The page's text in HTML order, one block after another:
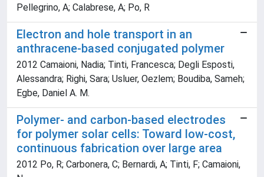
Pellegrino, A; Calabrese, A; Po, R
Electron and hole transport in an
anthracene-based conjugated polymer
2012 Camaioni, Nadia; Tinti, Francesca; Degli Esposti,
Alessandra; Righi, Sara; Usluer, Oezlem; Boudiba, Sameh;
Egbe, Daniel A. M.
Polymer- and carbon-based electrodes
for polymer solar cells: Toward low-cost,
continuous fabrication over large area
2012 Po, R; Carbonera, C; Bernardi, A; Tinti, F; Camaioni,